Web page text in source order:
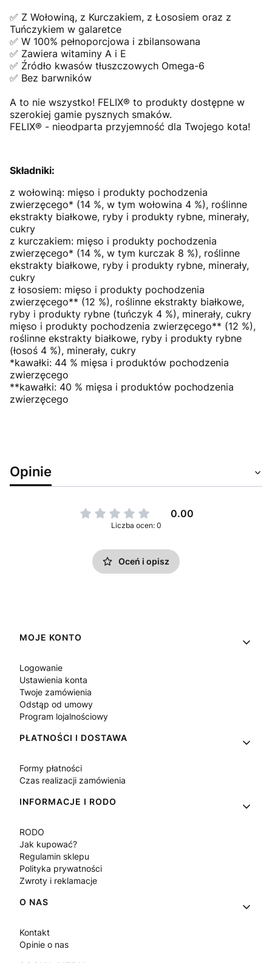
✅ Z Wołowiną, z Kurczakiem, z Łososiem oraz z
Tuńczykiem w galaretce
✅ W 100% pełnoporcjowa i zbilansowana
✅ Zawiera witaminy A i E
✅ Źródło kwasów tłuszczowych Omega-6
✅ Bez barwników
A to nie wszystko! FELIX® to produkty dostępne w
szerokiej gamie pysznych smaków.
FELIX® - nieodparta przyjemność dla Twojego kota!
Składniki:
z wołowiną: mięso i produkty pochodzenia
zwierzęcego* (14 %, w tym wołowina 4 %), roślinne
ekstrakty białkowe, ryby i produkty rybne, minerały,
cukry
z kurczakiem: mięso i produkty pochodzenia
zwierzęcego* (14 %, w tym kurczak 8 %), roślinne
ekstrakty białkowe, ryby i produkty rybne, minerały,
cukry
z łososiem: mięso i produkty pochodzenia
zwierzęcego** (12 %), roślinne ekstrakty białkowe,
ryby i produkty rybne (tuńczyk 4 %), minerały, cukry
mięso i produkty pochodzenia zwierzęcego** (12 %),
roślinne ekstrakty białkowe, ryby i produkty rybne
(łosoś 4 %), minerały, cukry
*kawałki: 44 % mięsa i produktów pochodzenia
zwierzęcego
**kawałki: 40 % mięsa i produktów pochodzenia
zwierzęcego
Opinie
0.00
Liczba ocen: 0
Oceń i opisz
Linki w stopce
MOJE KONTO
Logowanie
Ustawienia konta
Twoje zamówienia
Odstąp od umowy
Program lojalnościowy
PŁATNOŚCI I DOSTAWA
Formy płatności
Czas realizacji zamówienia
INFORMACJE I RODO
RODO
Jak kupować?
Regulamin sklepu
Polityka prywatności
Zwroty i reklamacje
O NAS
Kontakt
Opinie o nas